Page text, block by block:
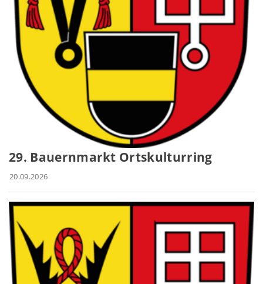
29. Bauernmarkt Ortskulturring
20.09.2026